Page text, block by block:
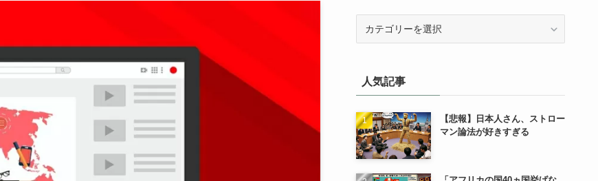
人気記事
【悲報】日本人さん、ストロー
マン論法が好きすぎる